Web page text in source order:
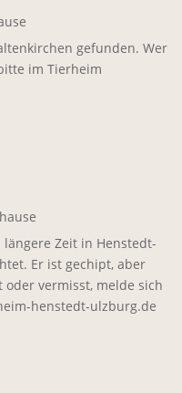
gefunden. Wer
im Tierheim
Zeit in Henstedt-
Er ist gechipt, aber
vermisst, melde sich
henstedt-ulzburg.de